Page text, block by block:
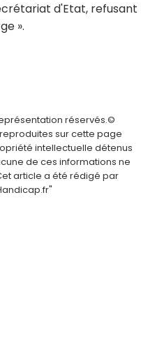
d'Etat, refusant
».
réservés.©
sur cette page
intellectuelle détenus
de ces informations ne
article a été rédigé par